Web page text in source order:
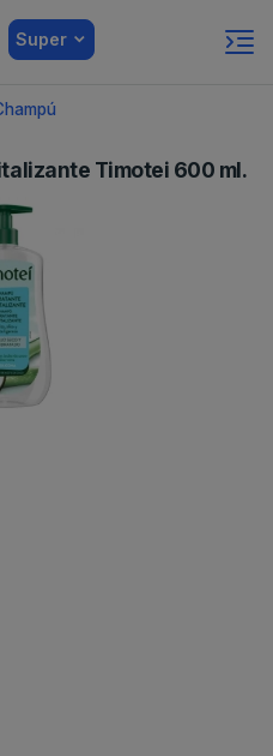
Super
Timotei 600 ml.